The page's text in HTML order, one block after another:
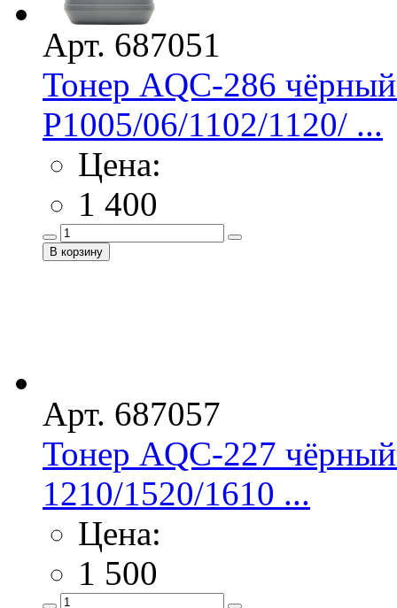
Арт. 687051
Тонер AQC-286
P1005/06/1102/1120/ ...
Цена:
1 400
Арт. 687057
Тонер AQC-227
1210/1520/1610 ...
Цена:
1 500